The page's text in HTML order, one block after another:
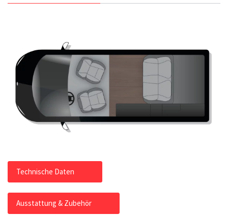
Technische Daten
Ausstattung & Zubehör